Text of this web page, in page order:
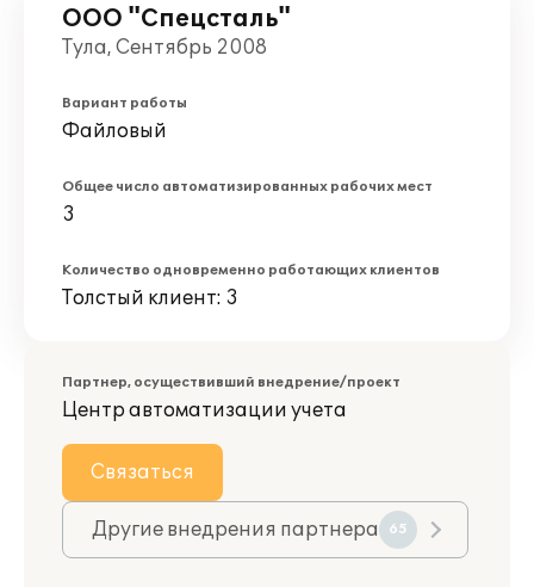
ООО "Спецсталь"
Тула, Сентябрь 2008
Вариант работы
Файловый
Общее число автоматизированных рабочих мест
3
Количество одновременно работающих клиентов
Толстый клиент: 3
Партнер, осуществивший внедрение/проект
Центр автоматизации учета
Связаться
Другие внедрения партнера 65